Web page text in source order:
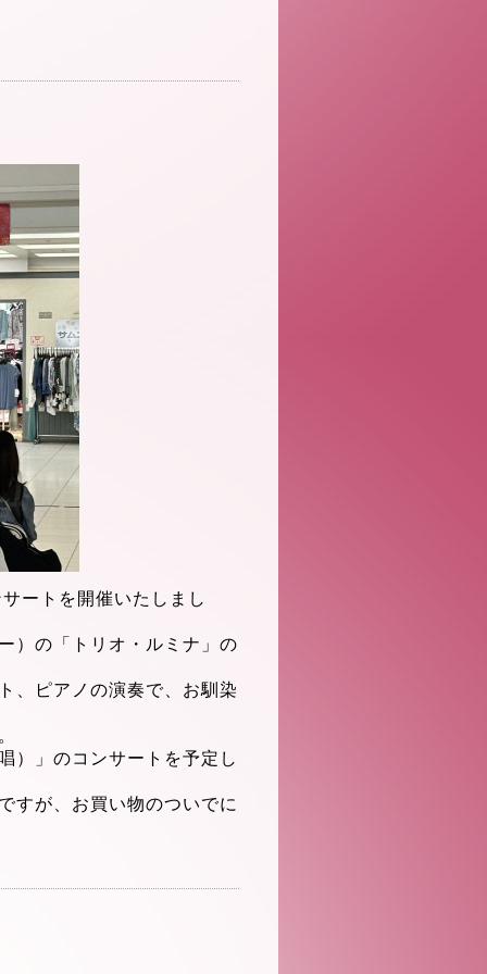
ートを開催いたしまし
）の「トリオ・ルミナ 」の
、ピアノの演奏で、お馴染
）」 のコンサートを予定し
すが、 お買い物のついでに